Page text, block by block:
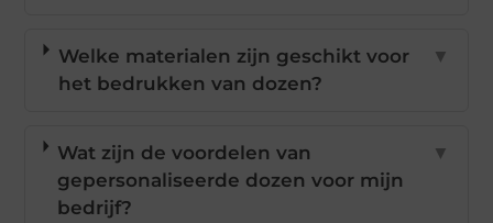
Welke materialen zijn geschikt voor
het bedrukken van dozen?
▼
Wat zijn de voordelen van
gepersonaliseerde dozen voor mijn
bedrijf?
▼